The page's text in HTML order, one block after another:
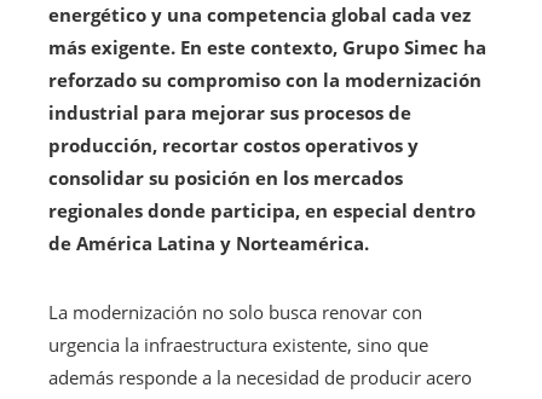
energético y una competencia global cada vez
más exigente. En este contexto, Grupo Simec ha
reforzado su compromiso con la modernización
industrial para mejorar sus procesos de
producción, recortar costos operativos y
consolidar su posición en los mercados
regionales donde participa, en especial dentro
de América Latina y Norteamérica.
La modernización no solo busca renovar con
urgencia la infraestructura existente, sino que
además responde a la necesidad de producir acero